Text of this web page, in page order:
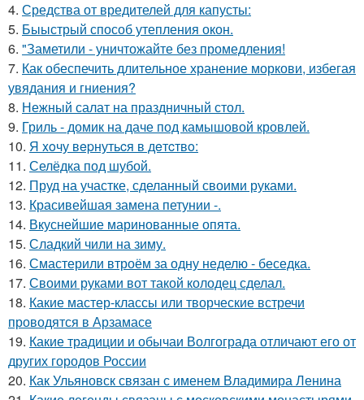
4. Средства от вредителей для капусты:
5. Быыстрый способ утепления окон.
6. "Заметили - уничтожайте без промедления!
7. Как обеспечить длительное хранение моркови, избегая
увядания и гниения?
8. Нежный салат на праздничный стол.
9. Гриль - домик на даче под камышовой кровлей.
10. Я xoчу вepнутьcя в дeтcтвo:
11. Селёдка под шубой.
12. Пруд на участке, сделанный своими руками.
13. Красивейшая замена петунии -.
14. Вкуснейшие маринованные опята.
15. Сладкий чили на зиму.
16. Смастерили втроём за одну неделю - беседка.
17. Своими руками вот такой колодец сделал.
18. Какие мастер-классы или творческие встречи
проводятся в Арзамасе
19. Какие традиции и обычаи Волгограда отличают его от
других городов России
20. Как Ульяновск связан с именем Владимира Ленина